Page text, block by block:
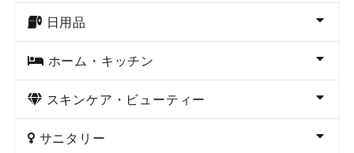
日用品
ホーム・キッチン
スキンケア・ビューティー
サニタリー